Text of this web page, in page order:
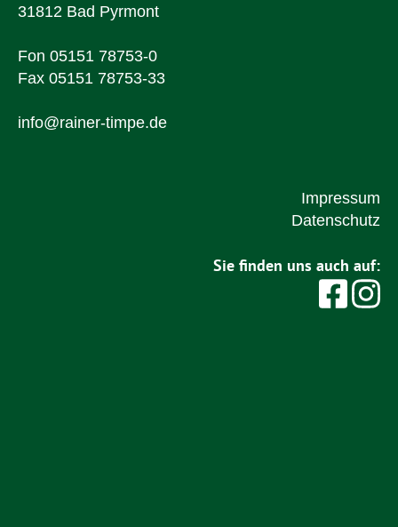
31812 Bad Pyrmont
Fon 05151 78753-0
Fax 05151 78753-33
info@rainer-timpe.de
Impressum
Datenschutz
Sie finden uns auch auf: